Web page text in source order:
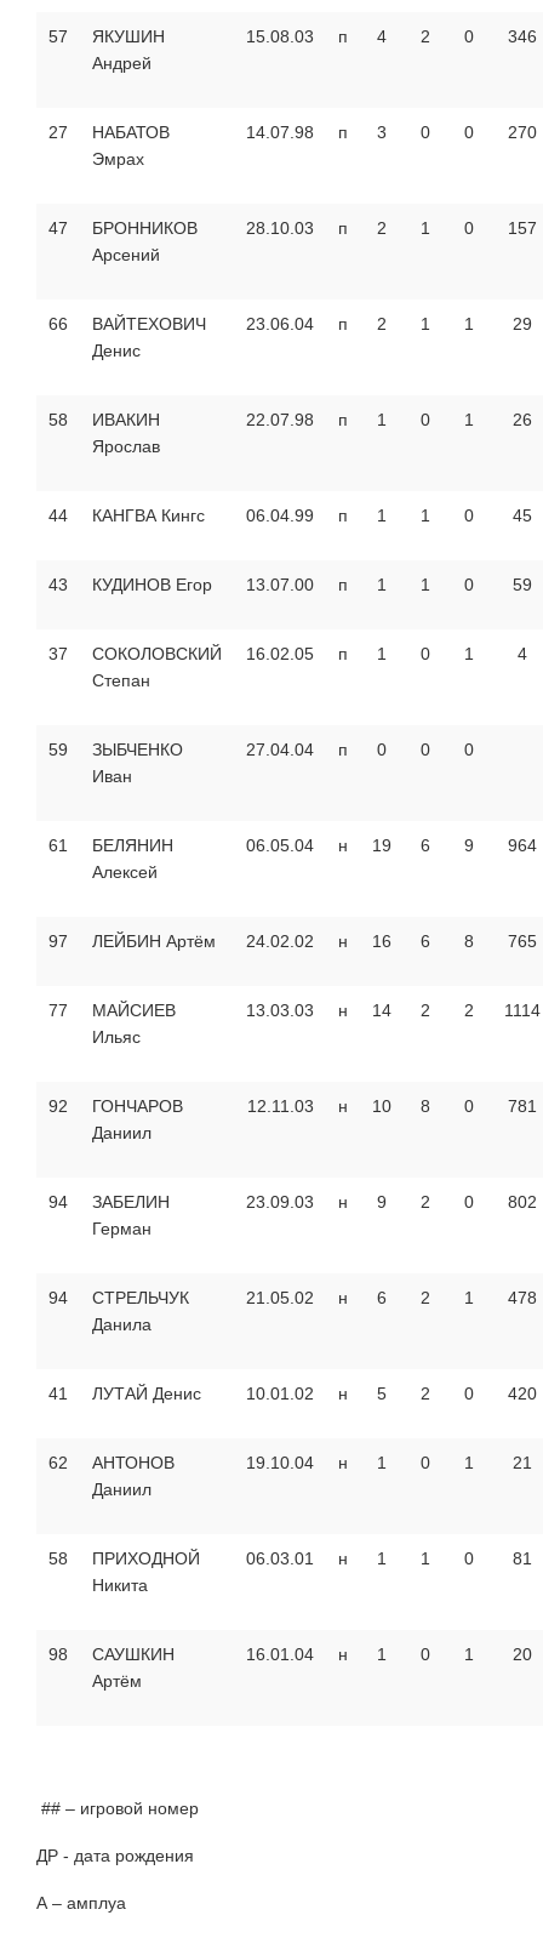
57
ЯКУШИН
Андрей
15.08.03 п 4 2 0 346
27
НАБАТОВ
Эмрах
14.07.98 п 3 0 0 270
47
БРОННИКОВ
Арсений
28.10.03 п 2 1 0 157
66
ВАЙТЕХОВИЧ
Денис
23.06.04 п 2 1 1 29
58
ИВАКИН
Ярослав
22.07.98 п 1 0 1 26
44 КАНГВА Кингс 06.04.99 п 1 1 0 45
43 КУДИНОВ Егор 13.07.00 п 1 1 0 59
37
СОКОЛОВСКИЙ
Степан
16.02.05 п 1 0 1 4
59
ЗЫБЧЕНКО
Иван
27.04.04 п 0 0 0
61
БЕЛЯНИН
Алексей
06.05.04 н 19 6 9 964
97 ЛЕЙБИН Артём 24.02.02 н 16 6 8 765
77
МАЙСИЕВ
Ильяс
13.03.03 н 14 2 2 1114
92
ГОНЧАРОВ
Даниил
12.11.03 н 10 8 0 781
94
ЗАБЕЛИН
Герман
23.09.03 н 9 2 0 802
94
СТРЕЛЬЧУК
Данила
21.05.02 н 6 2 1 478
41 ЛУТАЙ Денис 10.01.02 н 5 2 0 420
62
АНТОНОВ
Даниил
19.10.04 н 1 0 1 21
58
ПРИХОДНОЙ
Никита
06.03.01 н 1 1 0 81
98
САУШКИН
Артём
16.01.04 н 1 0 1 20
## – игровой номер
ДР - дата рождения
А – амплуа